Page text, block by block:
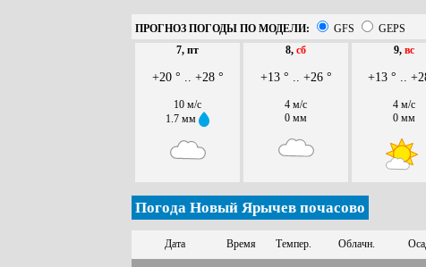
ПРОГНОЗ ПОГОДЫ ПО МОДЕЛИ: GFS
GEPS
7, пт
+20 ° .. +28 °
10 м/с
1.7 мм
8, сб
+13 ° .. +26 °
4 м/с
0 мм
9, вс
+13 ° ..
4 м/с
0 мм
Погода Новый Ярычев почасово
Дата Время Темпер. Облачн.